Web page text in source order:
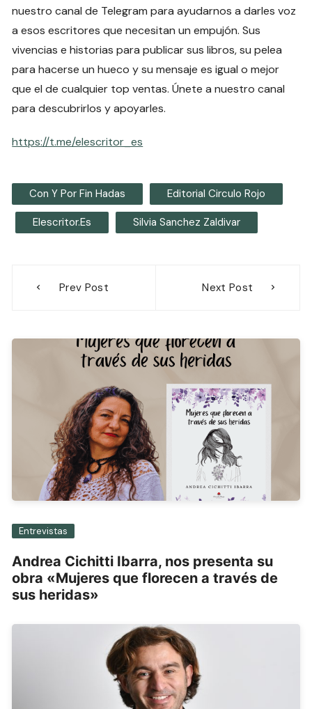
nuestro canal de Telegram para ayudarnos a darles voz
a esos escritores que necesitan un empujón. Sus
vivencias e historias para publicar sus libros, su pelea
para hacerse un hueco y su mensaje es igual o mejor
que el de cualquier top ventas. Únete a nuestro canal
para descubrirlos y apoyarles.
https://t.me/elescritor_es
Con Y Por Fin Hadas Editorial Circulo Rojo
Elescritor.es Silvia Sanchez Zaldivar
Prev Post Next Post
Entrevistas
Andrea Cichitti Ibarra, nos presenta su
obra «Mujeres que florecen a través de
sus heridas»